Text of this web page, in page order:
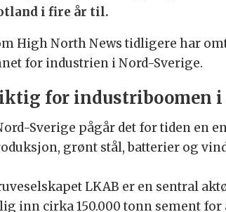
i fire år til.
High North News tidligere har
for industrien i Nord-Sverige.
for industriboomen i
Sverige pågår det for tiden en
grønt stål, batterier og
LKAB er en sentral
inn cirka 150.000 tonn sement for